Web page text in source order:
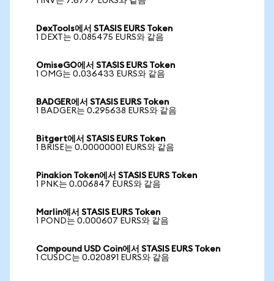
DexTools에서 STASIS EURS Token
1 DEXT는 0.085475 EURS와 같음
OmiseGO에서 STASIS EURS Token
1 OMG는 0.036433 EURS와 같음
BADGER에서 STASIS EURS Token
1 BADGER는 0.295638 EURS와 같음
Bitgert에서 STASIS EURS Token
1 BRISE는 0.00000001 EURS와 같음
Pinakion Token에서 STASIS EURS Token
1 PNK는 0.006847 EURS와 같음
Marlin에서 STASIS EURS Token
1 POND는 0.000607 EURS와 같음
Compound USD Coin에서 STASIS EURS Token
1 CUSDC는 0.020891 EURS와 같음